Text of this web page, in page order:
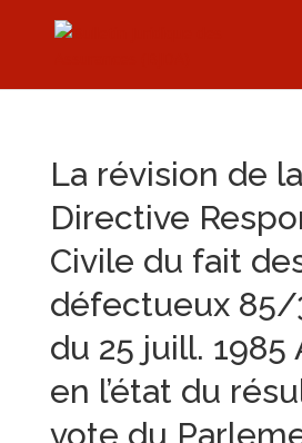
La révision de la
Directive
Civile du fait
défectueux 85/
du 25 juill. 1985
en l’état du
vote du